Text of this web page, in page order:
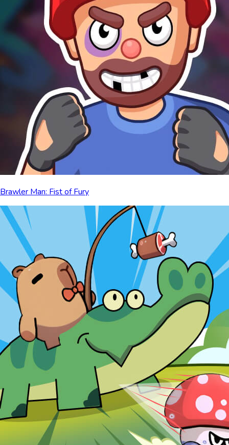
Brawler Man: Fist of Fury